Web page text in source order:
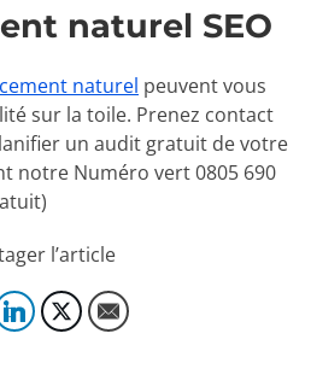
naturel SEO
naturel peuvent vous
sur la toile. Prenez contact
un audit gratuit de votre
notre Numéro vert 0805 690
l’article